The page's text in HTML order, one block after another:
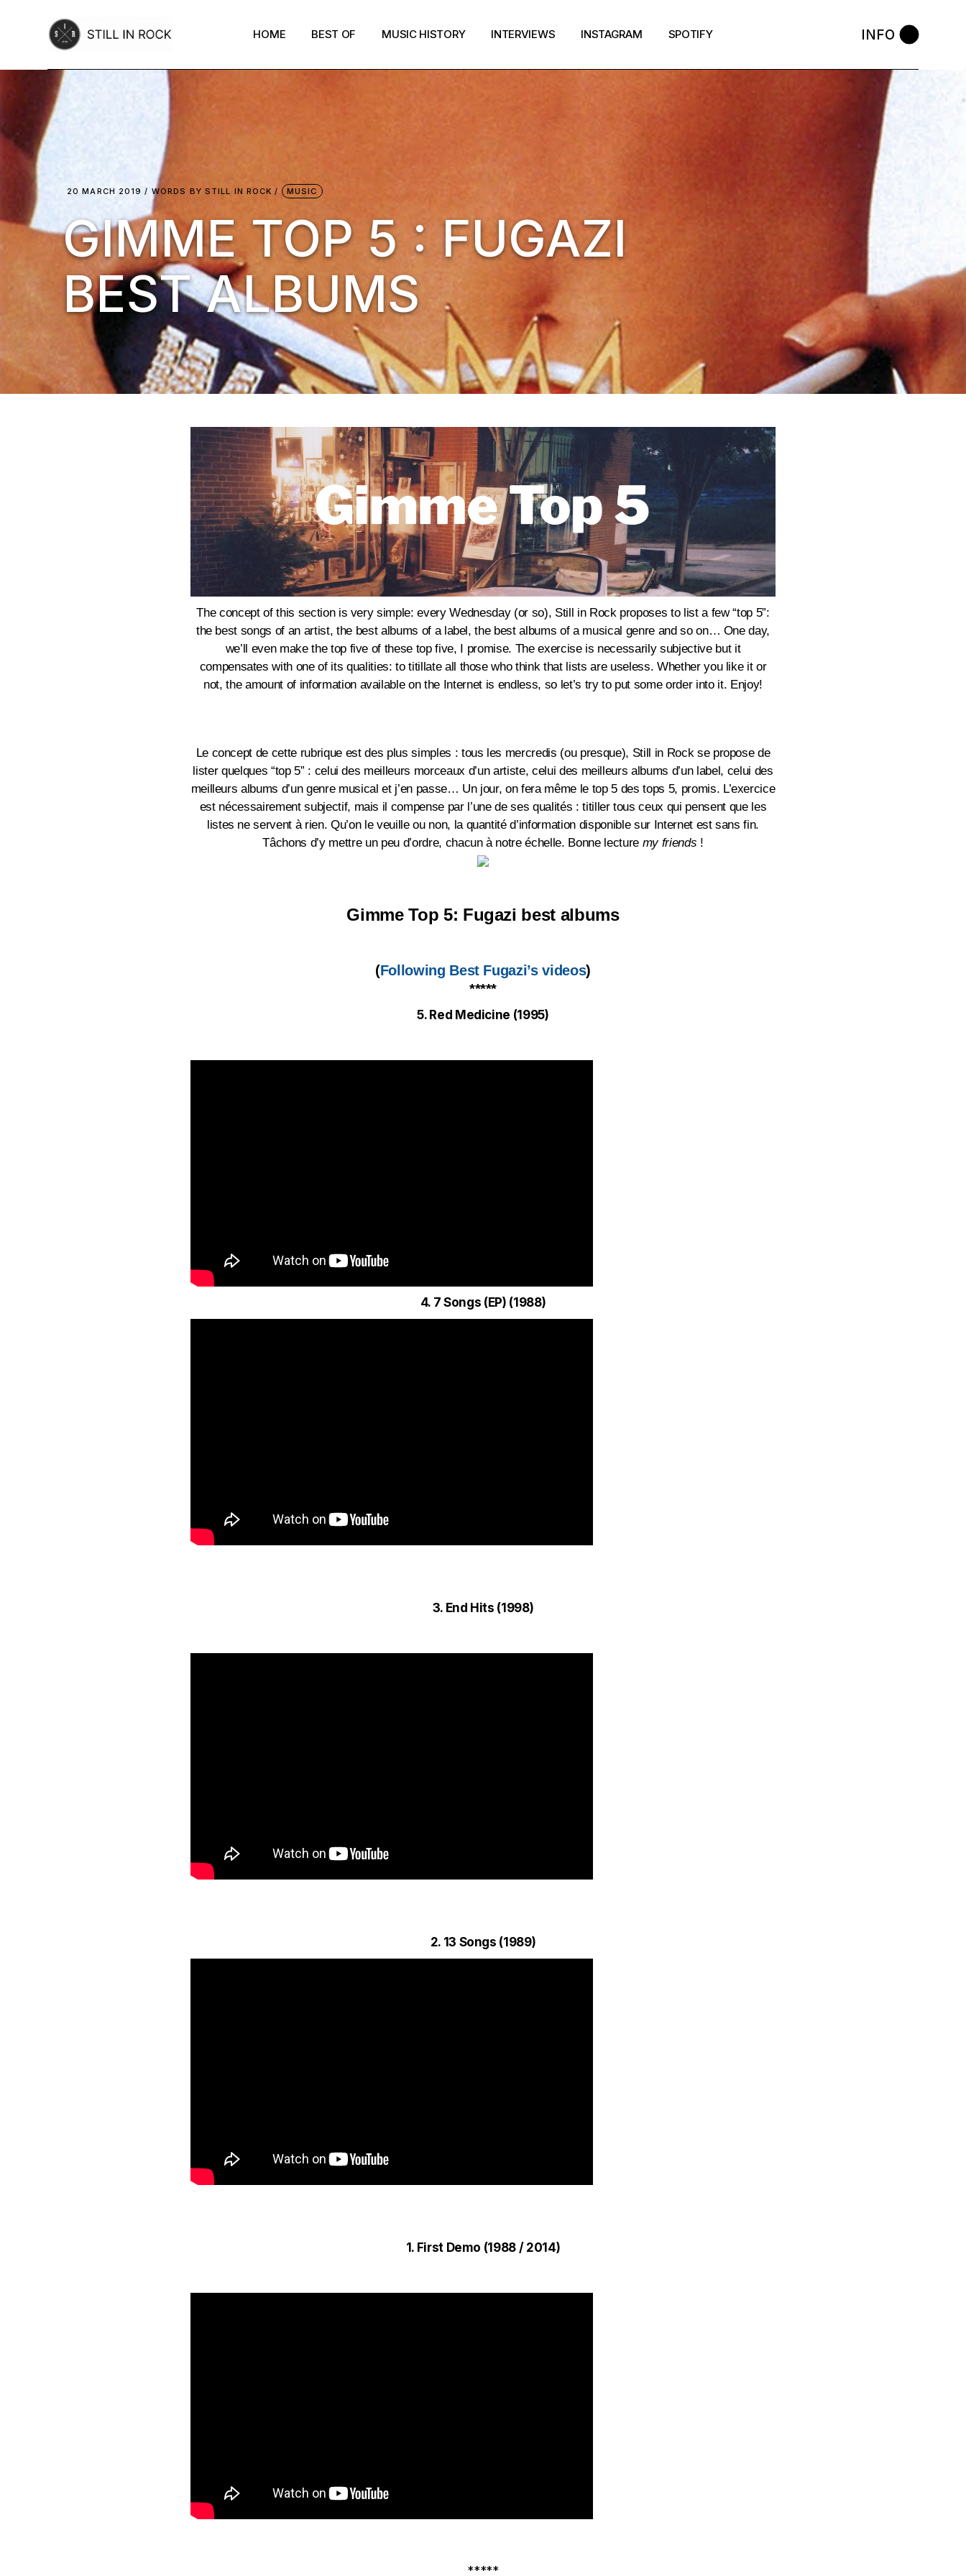
HOME BEST OF MUSIC HISTORY INTERVIEWS INSTAGRAM SPOTIFY INFO
20 MARCH 2019 WORDS BY STILL IN ROCK MUSIC
GIMME TOP 5 : FUGAZI
BEST ALBUMS
The concept of this section is very simple: every Wednesday (or so), Still in Rock proposes to list a few “top 5”:
the best songs of an artist, the best albums of a label, the best albums of a musical genre and so on… One day,
we’ll even make the top five of these top five, I promise. The exercise is necessarily subjective but it
compensates with one of its qualities: to titillate all those who think that lists are useless. Whether you like it or
not, the amount of information available on the Internet is endless, so let’s try to put some order into it. Enjoy!
Le concept de cette rubrique est des plus simples : tous les mercredis (ou presque), Still in Rock se propose de
lister quelques “top 5” : celui des meilleurs morceaux d’un artiste, celui des meilleurs albums d’un label, celui des
meilleurs albums d’un genre musical et j’en passe… Un jour, on fera même le top 5 des tops 5, promis. L’exercice
est nécessairement subjectif, mais il compense par l’une de ses qualités : titiller tous ceux qui pensent que les
listes ne servent à rien. Qu’on le veuille ou non, la quantité d’information disponible sur Internet est sans fin.
Tâchons d’y mettre un peu d’ordre, chacun à notre échelle. Bonne lecture my friends !
Gimme Top 5: Fugazi best albums
(Following Best Fugazi’s videos)
*****
5. Red Medicine (1995)
4. 7 Songs (EP) (1988)
3. End Hits (1998)
2. 13 Songs (1989)
1. First Demo (1988 / 2014)
*****